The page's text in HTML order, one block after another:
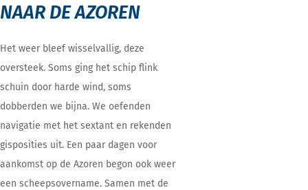
NAAR DE AZOREN
Het weer bleef wisselvallig, deze
oversteek. Soms ging het schip flink
schuin door harde wind, soms
dobberden we bijna. We oefenden
navigatie met het sextant en rekenden
gisposities uit. Een paar dagen voor
aankomst op de Azoren begon ook weer
een scheepsovername. Samen met de